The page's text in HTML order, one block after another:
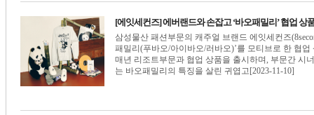
[에잇세컨즈] 에버랜드와 손잡고 ‘바오패밀리’ 협업 상
삼성물산 패션부문의 캐주얼 브랜드 에잇세컨즈
패밀리(푸바오/아이바오/러바오)’를 모티브로 한 협
매년 리조트부문과 협업 상품을 출시하며, 부문간 시
는 바오패밀리의 특징을 살린 귀엽고[2023-11-10]